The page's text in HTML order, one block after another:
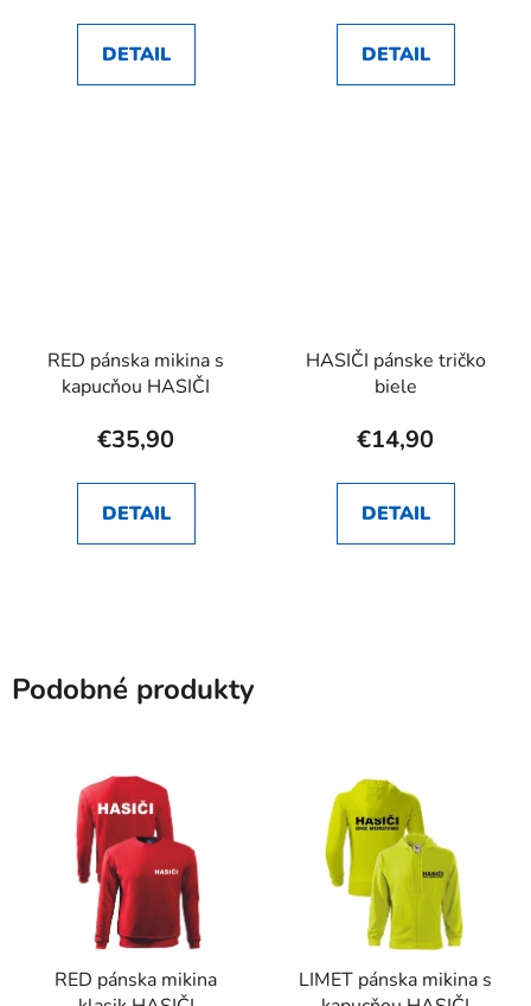
DETAIL DETAIL
RED pánska mikina s
kapucňou HASIČI
€35,90
DETAIL
HASIČI pánske tričko
biele
€14,90
DETAIL
Podobné produkty
RED pánska mikina
LIMET pánska mikina s